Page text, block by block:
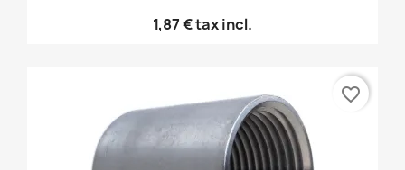
1,87 €tax incl.
favorite_border